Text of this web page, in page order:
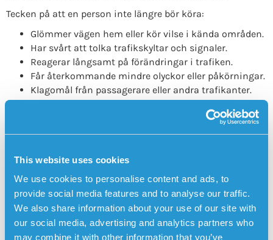
This website uses cookies
We use cookies to personalise content and ads, to
provide social media features and to analyse our traffic.
We also share information about your use of our site with
our social media, advertising and analytics partners who
may combine it with other information that you’ve
Tecken på att en person inte längre bör köra:
Glömmer vägen hem eller kör vilse i kända områden.
Har svårt att tolka trafikskyltar och signaler.
Reagerar långsamt på förändringar i trafiken.
Får återkommande mindre olyckor eller påkörningar.
Klagomål från passagerare eller andra trafikanter.
Att förlora körkortet – hur hanterar man det?
transport, såsom färdtjänst, kollektivtrafik eller stöd från
och personer med kognitiva sjukdomar som behöver hjälp
att resa.
Sensorems trygghetslarm har GPS-positionering,
medicinpåminnare och automatiskt fall-larm och